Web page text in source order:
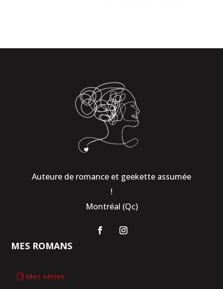
MES ROMANS
Mes séries
Auteure de romance et geekette assumée
!
Montréal (Qc)